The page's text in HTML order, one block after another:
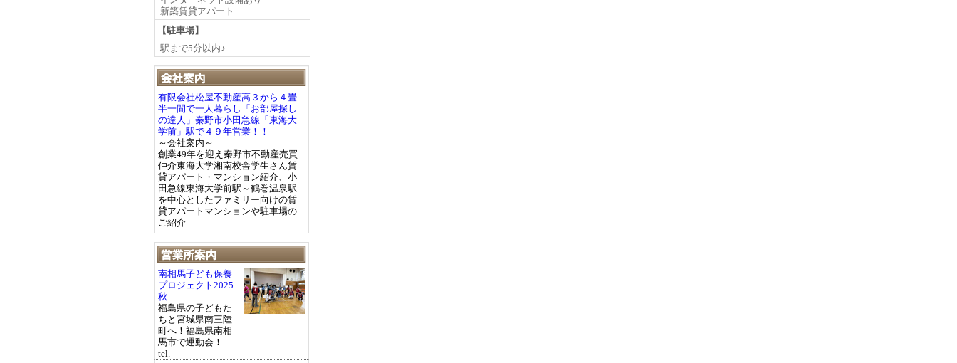
新築賃貸アパート
【駐車場】
駅まで5分以内♪
有限会社松屋不動産高３から４畳
半一間で一人暮らし「お部屋探し
の達人」秦野市小田急線「東海大
学前」駅で４９年営業！！
～会社案内～
創業49年を迎え秦野市不動産売買
仲介東海大学湘南校舎学生さん賃
貸アパート・マンション紹介、小
田急線東海大学前駅～鶴巻温泉駅
を中心としたファミリー向けの賃
貸アパートマンションや駐車場の
ご紹介
南相馬子ども保養
プロジェクト2025
秋
福島県の子どもた
ちと宮城県南三陸
町へ！福島県南相
馬市で運動会！
tel.